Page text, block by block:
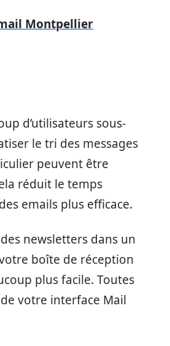
Montpellier
d’utilisateurs sous-
le tri des messages
peuvent être
réduit le temps
emails plus efficace.
newsletters dans un
boîte de réception
plus facile. Toutes
votre interface Mail